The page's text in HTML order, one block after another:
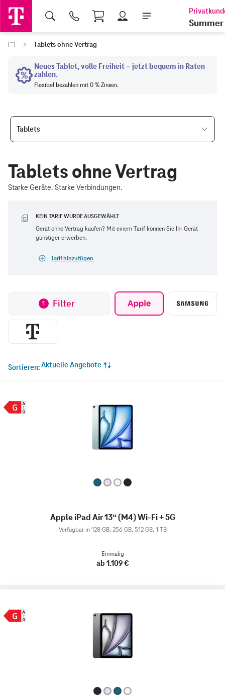
Shopping Cart
Summer
Tablets ohne Vertrag
Tablets
Tablets ohne Vertrag
Starke Geräte. Starke Verbindungen.
KEIN TARIF WURDE AUSGEWÄHLT
Gerät ohne Vertrag kaufen? Mit einem Tarif können Sie Ihr Gerät
günstiger erwerben.
Tarif hinzufügen
1 Filter
Sortieren Aktuelle Angebote
Apple iPad Air 13“ (M4) Wi-Fi + 5G
Verfügbar in 128 GB, 256 GB, 512 GB, 1 TB
Einmalig
ab 1.109 €